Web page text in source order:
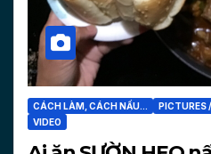
CÁCH LÀM, CÁCH NẤU... PICTURES
VIDEO